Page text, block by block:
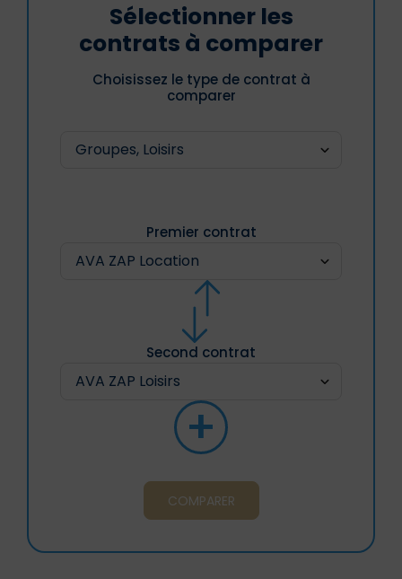
Sélectionner les
contrats à comparer
Choisissez le type de contrat à
comparer
Premier contrat
Second contrat
+
COMPARER